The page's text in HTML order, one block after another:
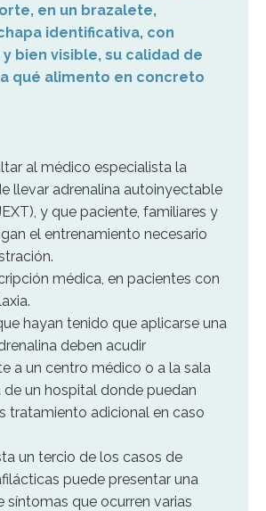
en un brazalete,
identificativa, con
bien visible, su calidad de
qué alimento en concreto
al médico especialista la
llevar adrenalina autoinyectable
y que paciente, familiares y
el entrenamiento necesario
médica, en pacientes con
hayan tenido que aplicarse una
deben acudir
a un centro médico o a la sala
de un hospital donde puedan
tratamiento adicional en caso
un tercio de los casos de
puede presentar una
síntomas que ocurren varias